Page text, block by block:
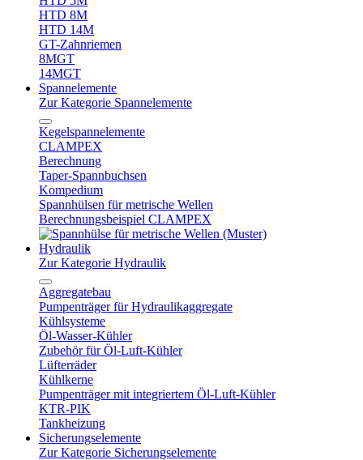
HTD 8M
HTD 14M
GT-Zahnriemen
8MGT
14MGT
Spannelemente
Zur Kategorie Spannelemente
Kegelspannelemente
CLAMPEX
Berechnung
Taper-Spannbuchsen
Kompedium
Spannhülsen für metrische Wellen
Berechnungsbeispiel CLAMPEX
Hydraulik
Zur Kategorie Hydraulik
Aggregatebau
Pumpenträger für Hydraulikaggregate
Kühlsysteme
Öl-Wasser-Kühler
Zubehör für Öl-Luft-Kühler
Lüfterräder
Kühlkerne
Pumpenträger mit integriertem Öl-Luft-Kühler
KTR-PIK
Tankheizung
Sicherungselemente
Zur Kategorie Sicherungselemente